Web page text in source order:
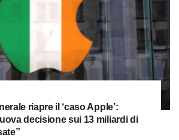
riapre il ‘caso Apple’:
decisione sui 13 miliardi di